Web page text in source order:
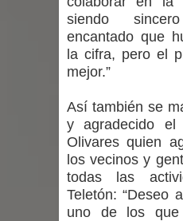
Se activa
las bajas
nacional en
traslados con
Dos internos
un forado
siendo
encantado que
la cifra, pero el
mejor.”
Así también se
y agradecido el
Olivares quien
los vecinos y
todas las
Teletón: “Deseo
uno de los que